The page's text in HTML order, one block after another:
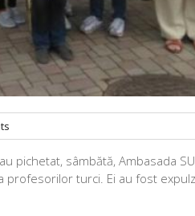
pichetat, sâmbătă, Ambasada
turci. Ei au fost